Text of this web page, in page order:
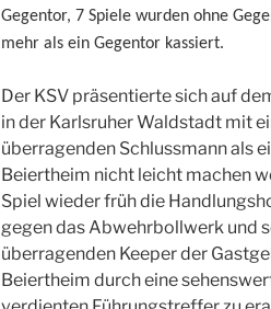
Gegentor, 7 Spiele wurden ohne
mehr als ein Gegentor kassiert.
Der KSV präsentierte sich auf
in der Karlsruher Waldstadt mit
überragenden Schlussmann als
Beiertheim nicht leicht machen
Spiel wieder früh die
gegen das Abwehrbollwerk und
überragenden Keeper der
Beiertheim durch eine